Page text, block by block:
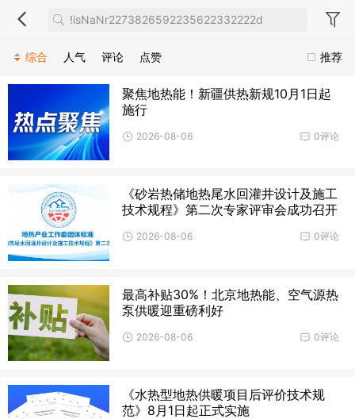
推荐
综合 人气 评论 点赞
聚焦地热能！新疆供热新规10月1日起
施行
0评论
2026-08-06
《砂岩热储地热尾水回灌井设计及施工
技术规程》第二次专家评审会成功召开
0评论
2026-08-06
最高补贴30%！北京地热能、空气源热
泵供暖迎重磅利好
0评论
2026-08-06
《水热型地热供暖项目后评价技术规
范》8月1日起正式实施